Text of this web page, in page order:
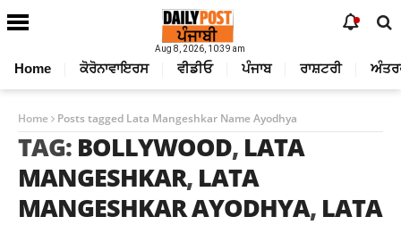
Aug 8, 2026, 10:39 am
Home ਕੋਰੋਨਾਵਾਇਰਸ ਵੀਡੀਓ ਪੰਜਾਬ ਰਾਸ਼ਟਰੀ
Home Posts tagged Lata Mangeshkar Name Ayodhya
TAG: BOLLYWOOD, LATA
MANGESHKAR, LATA
MANGESHKAR AYODHYA, LATA